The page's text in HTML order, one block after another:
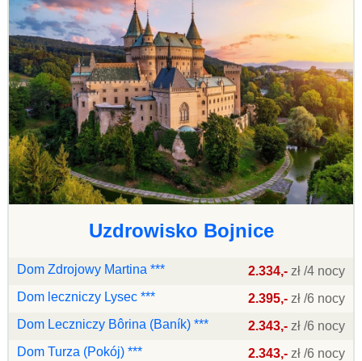
Uzdrowisko Bojnice
Dom Zdrojowy Martina *** 2.334,- zł /4 nocy
Dom leczniczy Lysec ***
2.395,- zł /6 nocy
Dom Leczniczy Bôrina (Baník) ***
2.343,- zł /6 nocy
Dom Turza (Pokój) ***
2.343,- zł /6 nocy